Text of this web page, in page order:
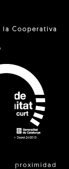
la Cooperativa
de proximidad